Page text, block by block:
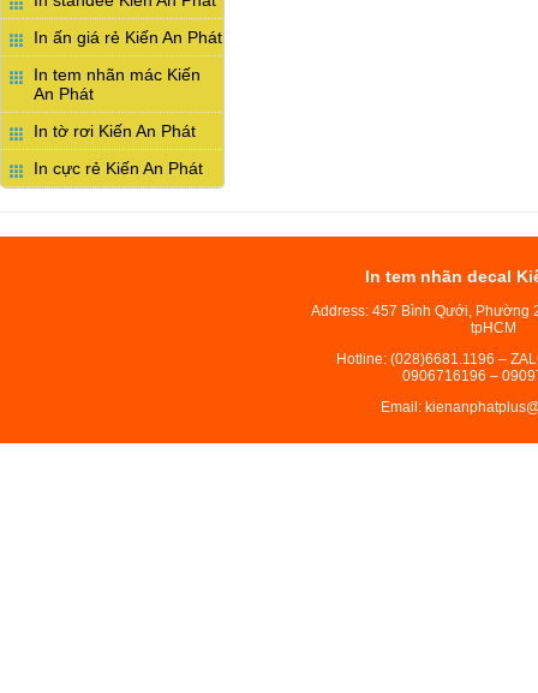
In ấn giá rẻ Kiến An Phát
In tem nhãn mác Kiến
An Phát
In tờ rơi Kiến An Phát
In cực rẻ Kiến An Phát
In tem nhãn decal
Address: 457 Bình Qưới, Phường
tpHCM
Hotline: (028)6681.1196 –
0906716196 –
Email: